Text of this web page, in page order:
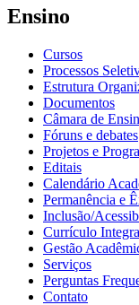
Ensino
Cursos
Processos
Estrutura
Documentos
Câmara de
Fóruns e debates
Projetos e
Editais
Calendário
Permanência e
Inclusão/
Currículo
Gestão
Serviços
Perguntas
Contato